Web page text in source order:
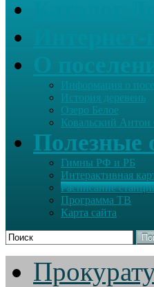
Информация о
История деревень
Озеро Белое
Ковальский
Полезные
Гимны РФ и РБ
Интерактивная
Расписание
Программа ТВ
Карта сайта